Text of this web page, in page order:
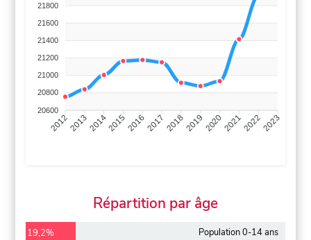
21800
21600
21400
21200
21000
20800
20600
201220132014201520162017 201820192020202120222023
Répartition par âge
19,2% Population 0-14 ans